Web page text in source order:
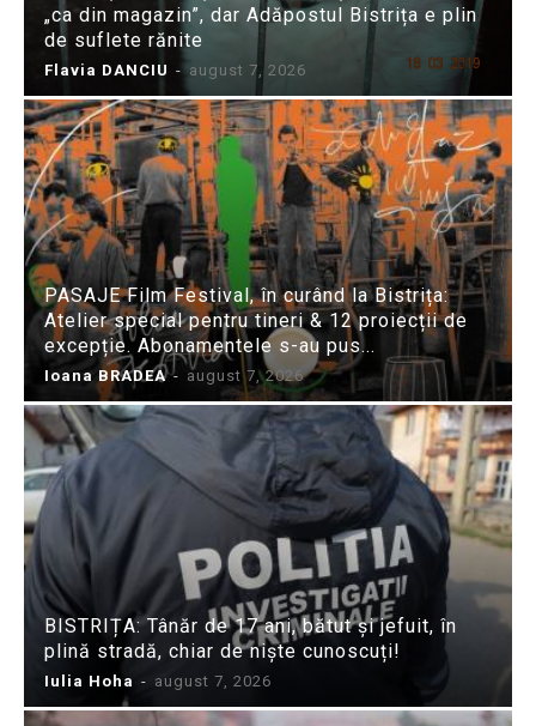
„ca din magazin”, dar Adăpostul Bistrița e plin
de suflete rănite
Flavia DANCIU - august 7, 2026
PASAJE Film Festival, în curând la Bistrița:
Atelier special pentru tineri & 12 proiecții de
excepție. Abonamentele s-au pus...
Ioana BRADEA - august 7, 2026
BISTRIȚA: Tânăr de 17 ani, bătut și jefuit, în
plină stradă, chiar de niște cunoscuți!
Iulia Hoha - august 7, 2026